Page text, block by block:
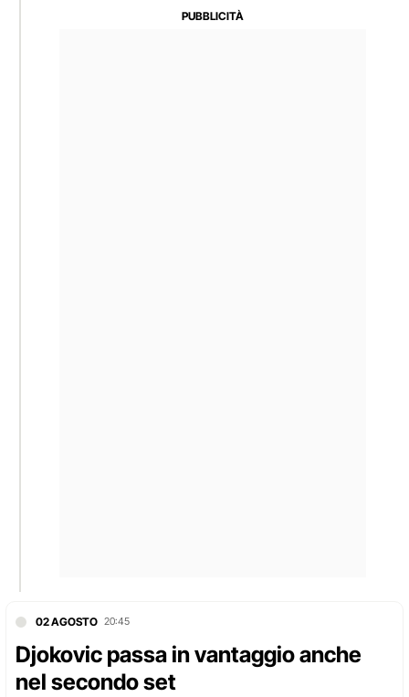
02 AGOSTO 20:45
Djokovic passa in vantaggio anche
nel secondo set